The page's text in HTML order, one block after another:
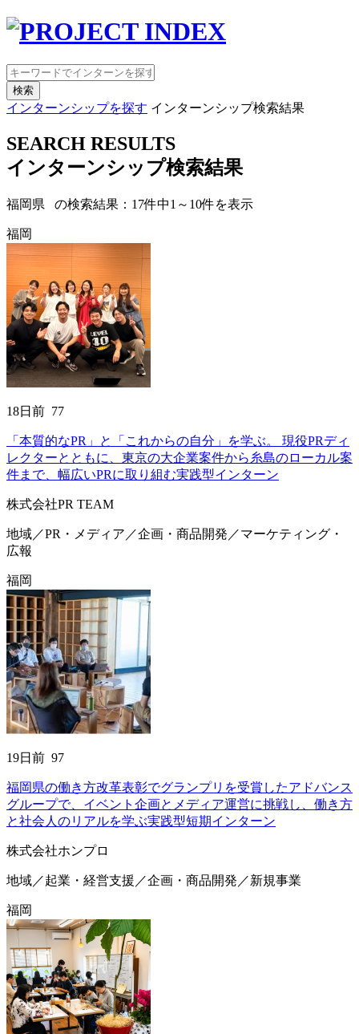
検索
インターンシップを探す インターンシップ検索結果
SEARCH RESULTS
インターンシップ検索結果
福岡県 の検索結果： 17件中1 ～ 10件を表示
福岡
18日前 77
「本質的なPR」と「これからの自分」を学ぶ。 現役PRディ
レクターとともに、東京の大企業案件から糸島のローカル案
件まで、幅広いPRに取り組む実践型インターン
株式会社PR TEAM
地域／PR・メディア／企画・商品開発／マーケティング・
広報
福岡
19日前 97
福岡県の働き方改革表彰でグランプリを受賞したアドバンス
グループで、イベント企画とメディア運営に挑戦し、働き方
と社会人のリアルを学ぶ実践型短期インターン
株式会社ホンプロ
地域／起業・経営支援／企画・商品開発／新規事業
福岡